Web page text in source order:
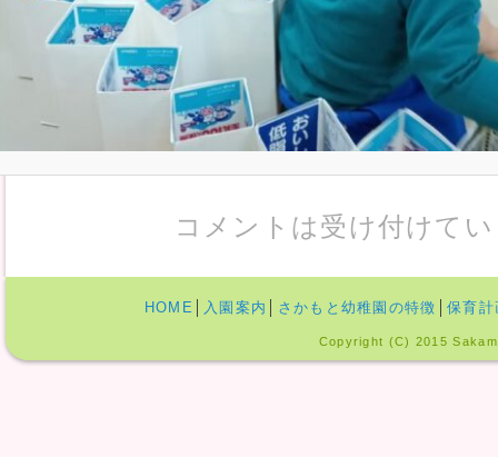
コメントは受け付けて
HOME 入園案内 さかもと幼稚園の特徴 保育計
Copyright (C) 2015